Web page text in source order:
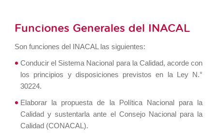
Funciones Generales del INACAL
Son funciones del INACAL las siguientes:
Conducir el Sistema Nacional para la Calidad, acorde con
los principios y disposiciones previstos en la Ley N.°
30224.
Elaborar la propuesta de la Política Nacional para la
Calidad y sustentarla ante el Consejo Nacional para la
Calidad (CONACAL).